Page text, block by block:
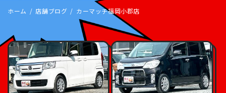
ホーム 店舗ブログ カーマッチ福岡小郡店